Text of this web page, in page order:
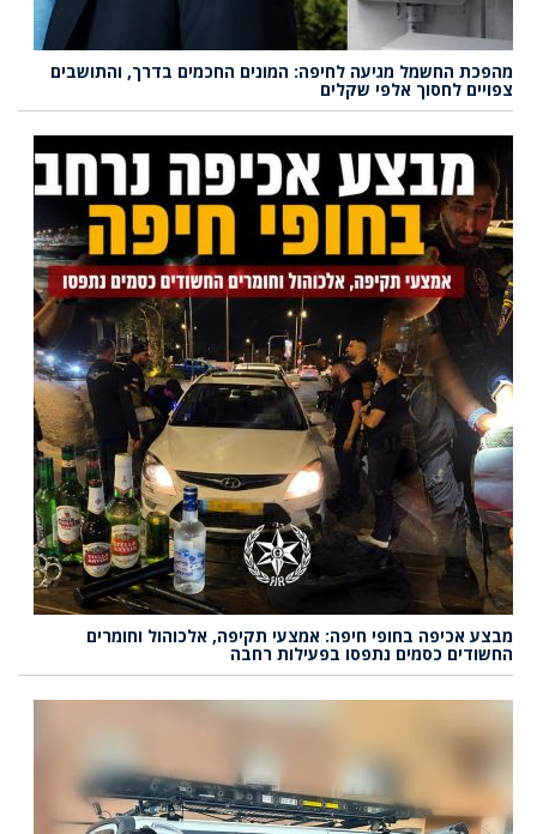
מהפכת החשמל מגיעה לחיפה: המונים החכמים בדרך, והתושבים
צפויים לחסוך אלפי שקלים
מבצע אכיפה בחופי חיפה: אמצעי תקיפה, אלכוהול וחומרים
החשודים כסמים נתפסו בפעילות רחבה